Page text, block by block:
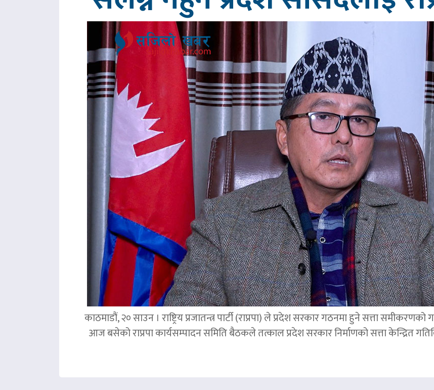
काठमाडौं, २० साउन । राष्ट्रिय प्रजातन्त्र पार्टी (राप्रपा) ले प्रदेश सरकार गठनमा हुने सत्ता
आज बसेको राप्रपा कार्यसम्पादन समिति बैठकले तत्काल प्रदेश सरकार निर्माणको सत्ता केन्द्रित